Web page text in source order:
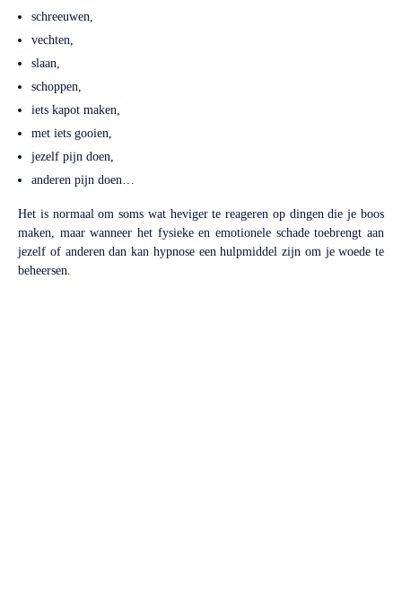
schreeuwen,
vechten,
slaan,
schoppen,
iets kapot maken,
met iets gooien,
jezelf pijn doen,
anderen pijn doen…
Het is normaal om soms wat heviger te reageren op dingen die je boos
maken, maar wanneer het fysieke en emotionele schade toebrengt aan
jezelf of anderen dan kan hypnose een hulpmiddel zijn om je woede te
beheersen.